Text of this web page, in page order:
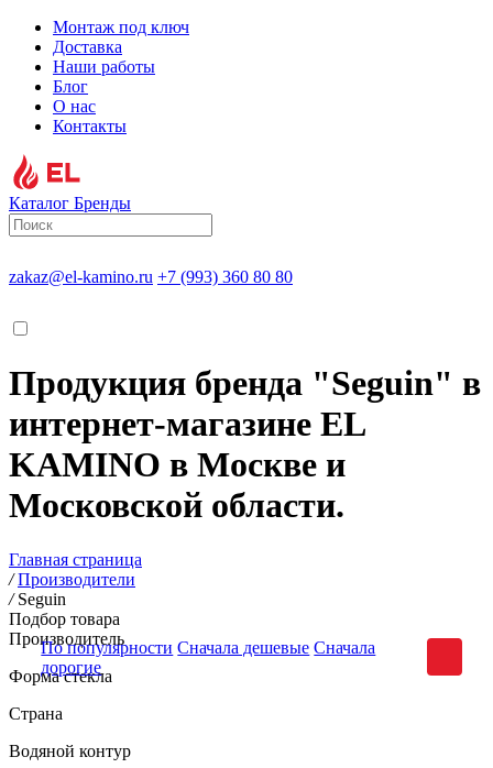
Монтаж под ключ
Доставка
Наши работы
Блог
О нас
Контакты
Каталог Бренды
zakaz@el-kamino.ru +7 (993) 360 80 80
Продукция бренда "Seguin" в
интернет-магазине EL
KAMINO в Москве и
Московской области.
Главная страница
/ Производители
/ Seguin
Подбор товара
Производитель
Форма стекла
Страна
Водяной контур
По популярности Сначала дешевые Сначала
дорогие